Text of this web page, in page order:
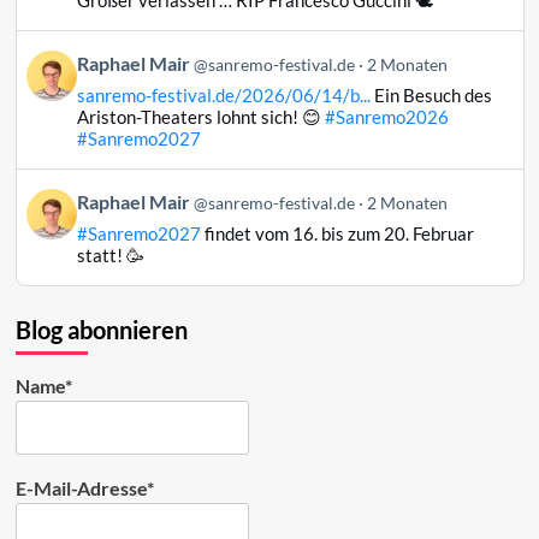
Bluesky
ansehen
Beitrag
von
Raphael
ansehen
Raphael Mair @sanremo-festival.de 2 Monaten
sanremo-festival.de/2026/06/14/b...Ein Besuch des
Ariston-Theaters lohnt sich! 😊 #Sanremo2026
#Sanremo2027
Beitrag
von
Raphael
Bluesky
ansehen
Raphael Mair @sanremo-festival.de 2 Monaten
#Sanremo2027findet vom 16. bis zum 20. Februar
statt! 🥳
Blog abonnieren
Name*
E-Mail-Adresse*